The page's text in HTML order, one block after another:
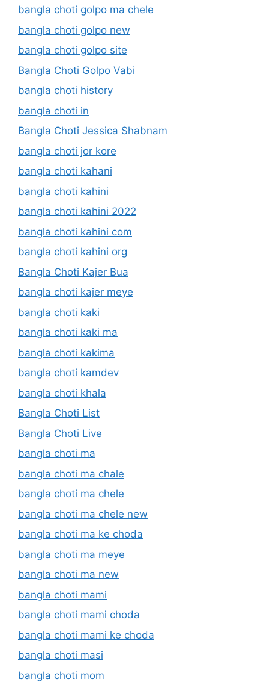
bangla choti golpo ma chele
bangla choti golpo new
bangla choti golpo site
Bangla Choti Golpo Vabi
bangla choti history
bangla choti in
Bangla Choti Jessica Shabnam
bangla choti jor kore
bangla choti kahani
bangla choti kahini
bangla choti kahini 2022
bangla choti kahini com
bangla choti kahini org
Bangla Choti Kajer Bua
bangla choti kajer meye
bangla choti kaki
bangla choti kaki ma
bangla choti kakima
bangla choti kamdev
bangla choti khala
Bangla Choti List
Bangla Choti Live
bangla choti ma
bangla choti ma chale
bangla choti ma chele
bangla choti ma chele new
bangla choti ma ke choda
bangla choti ma meye
bangla choti ma new
bangla choti mami
bangla choti mami choda
bangla choti mami ke choda
bangla choti masi
bangla choti mom